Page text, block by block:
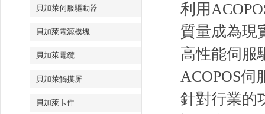
貝加萊伺服驅動器
貝加萊電源模塊
貝加萊電纜
貝加萊觸摸屏
貝加萊卡件
利用
質量成為現實
高性能伺服
ACOPOS
針對行業的